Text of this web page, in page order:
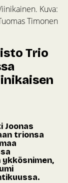
Kuva:
Timonen
Trio
Joonas
trionsa